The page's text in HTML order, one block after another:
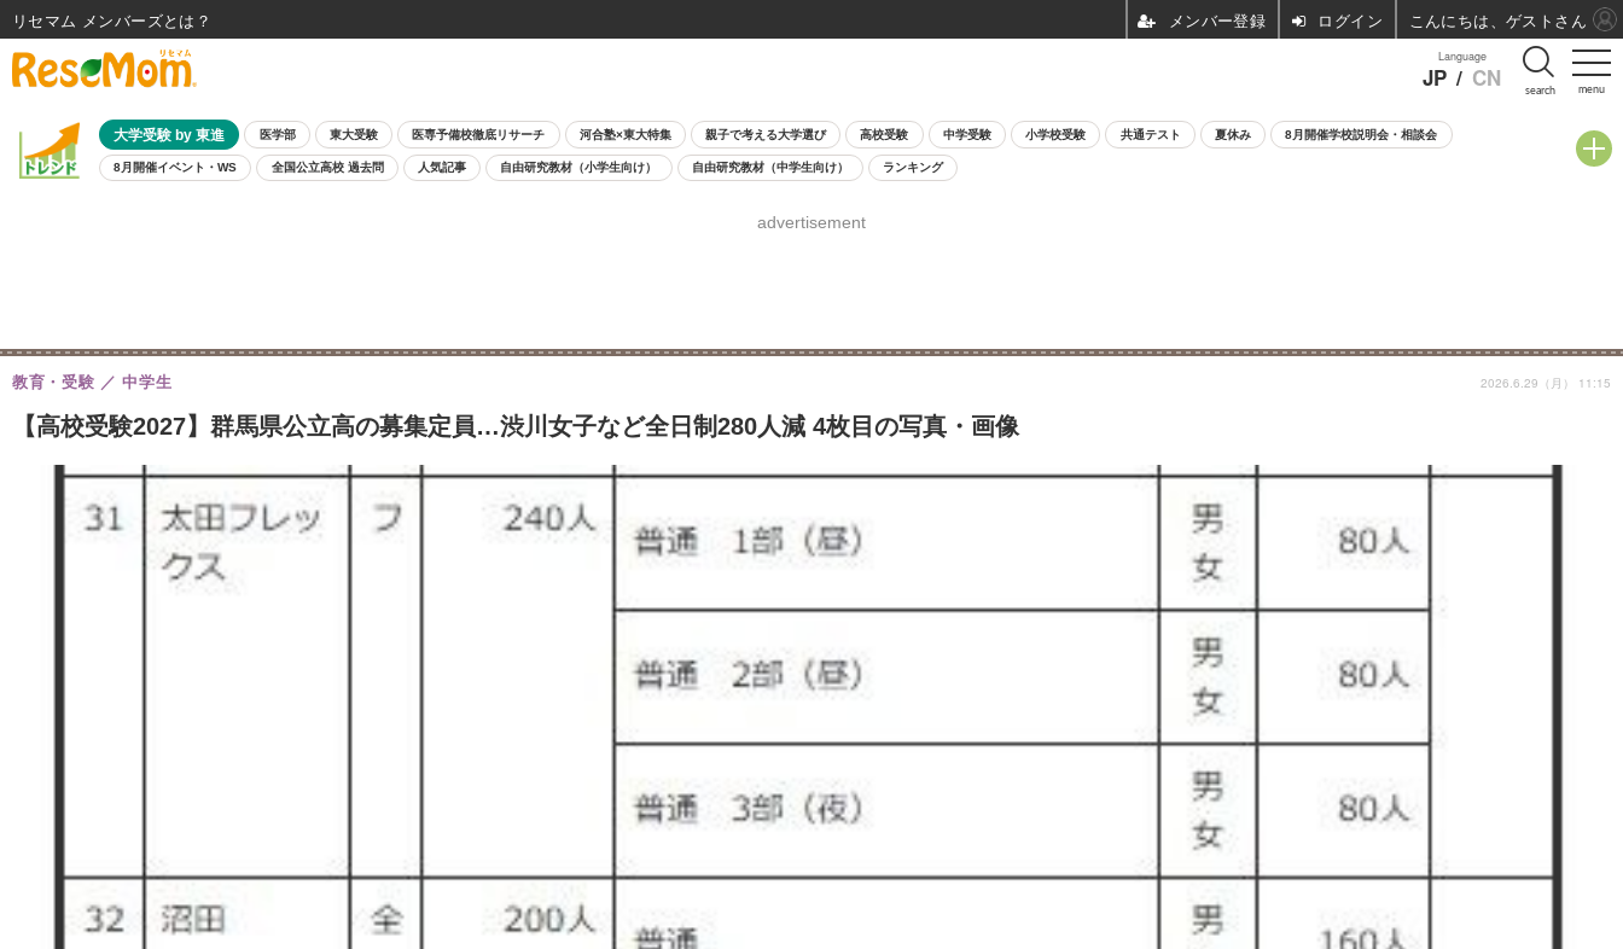
menu
Language
JP / CN search
大学受験 by 東進 医学部 東大受験 医専予備校徹底リサーチ 河合塾×東大特集 親子で考える大学選び 高校受験 中学受験 小学校受験 共通テスト 夏休み 8月開催学校説明会・相談会
8月開催イベント・WS 全国公立高校 過去問 人気記事 自由研究教材（小学生向け） 自由研究教材（中学生向け） ランキング
advertisement
【高校受験2027】群馬県公立高の募集定員…渋川女子など全日制280人減 4枚目の写真・画像
教育・受験 中学生 2026.6.29（月） 11:15
リセマム メンバーズ ログイン こんにちは、ゲストさん